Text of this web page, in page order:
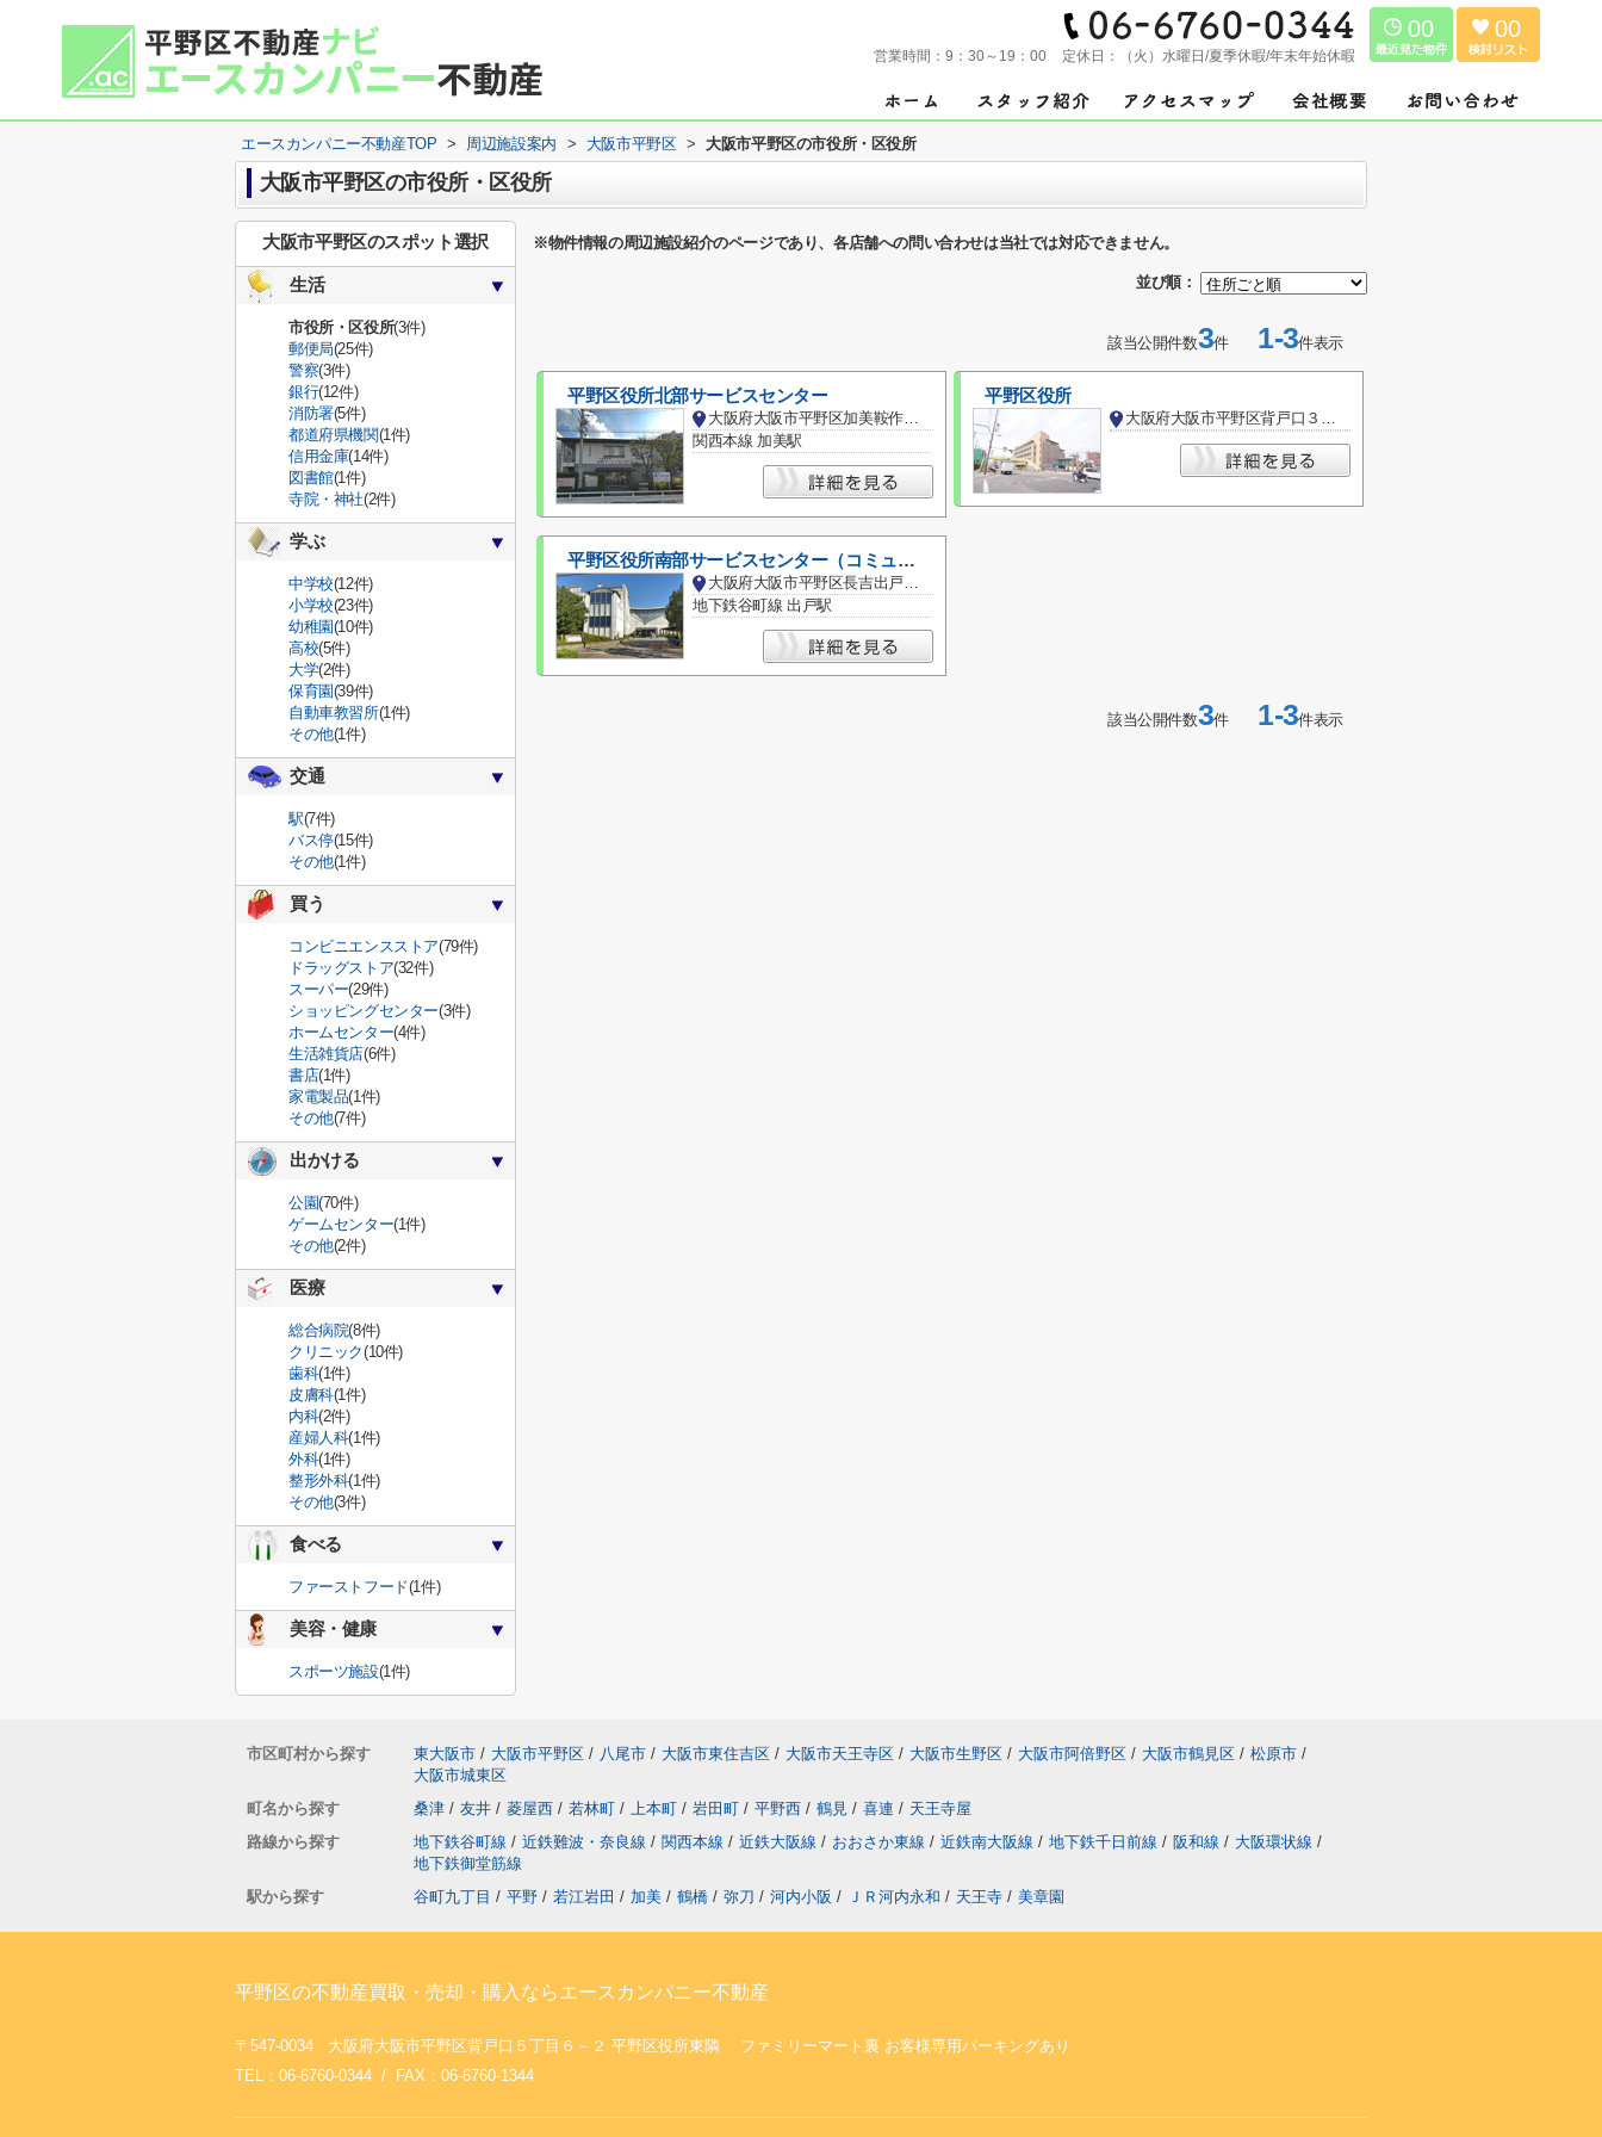
営業時間： 9：30～19：00 定休日： （火）水曜日/夏季休暇/年末年始休暇
00 00
エースカンパニー不動産TOP > 周辺施設案内 > 大阪市平野区 > 大阪市平野区の市役所・区役所
大阪市平野区の市役所・区役所
※物件情報の周辺施設紹介のページであり、各店舗への問い合わせは当社では対応できません。
並び順：
該当公開件数3件1-3件表示
平野区役所北部サービスセンター
大阪府大阪市平野区加美鞍作１丁目
関西本線 加美駅
平野区役所
大阪府大阪市平野区背戸口３丁目
平野区役所南部サービスセンター（コミュニティプラザ平野内）
大阪府大阪市平野区長吉出戸５丁目
地下鉄谷町線 出戸駅
該当公開件数3件1-3件表示
大阪市平野区のスポット選択
生活
市役所・区役所(3件)
郵便局(25件)
警察(3件)
銀行(12件)
消防署(5件)
都道府県機関(1件)
信用金庫(14件)
図書館(1件)
寺院・神社(2件)
学ぶ
中学校(12件)
小学校(23件)
幼稚園(10件)
高校(5件)
大学(2件)
保育園(39件)
自動車教習所(1件)
その他(1件)
交通
駅(7件)
バス停(15件)
その他(1件)
買う
コンビニエンスストア(79件)
ドラッグストア(32件)
スーパー(29件)
ショッピングセンター(3件)
ホームセンター(4件)
生活雑貨店(6件)
書店(1件)
家電製品(1件)
その他(7件)
出かける
公園(70件)
ゲームセンター(1件)
その他(2件)
医療
総合病院(8件)
クリニック(10件)
歯科(1件)
皮膚科(1件)
内科(2件)
産婦人科(1件)
外科(1件)
整形外科(1件)
その他(3件)
食べる
ファーストフード(1件)
美容・健康
スポーツ施設(1件)
市区町村から探す 東大阪市 / 大阪市平野区 / 八尾市 / 大阪市東住吉区 / 大阪市天王寺区 / 大阪市生野区 / 大阪市阿倍野区 / 大阪市鶴見区 / 松原市 /
大阪市城東区
町名から探す
桑津 / 友井 / 菱屋西 / 若林町 / 上本町 / 岩田町 / 平野西 / 鶴見 / 喜連 / 天王寺屋
路線から探す
地下鉄谷町線 / 近鉄難波・奈良線 / 関西本線 / 近鉄大阪線 / おおさか東線 / 近鉄南大阪線 / 地下鉄千日前線 / 阪和線 / 大阪環状線 /
地下鉄御堂筋線
駅から探す
谷町九丁目 / 平野 / 若江岩田 / 加美 / 鶴橋 / 弥刀 / 河内小阪 / ＪＲ河内永和 / 天王寺 / 美章園
平野区の不動産買取・売却・購入ならエースカンパニー不動産
〒547-0034 大阪府大阪市平野区背戸口５丁目６－２ 平野区役所東隣 ファミリーマート裏 お客様専用パーキングあり
TEL：06-6760-0344 / FAX：06-6760-1344